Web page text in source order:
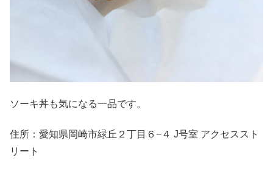
ソーキ丼も気になる一品です。
住所：愛知県岡崎市緑丘２丁目６−４ J号室 アクセススト
リート